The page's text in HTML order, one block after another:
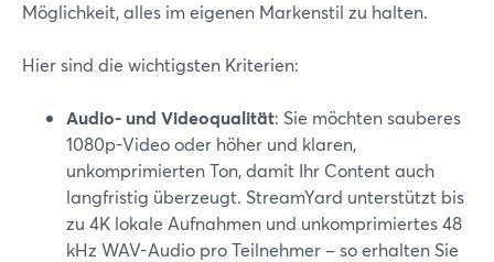
Möglichkeit, alles im eigenen Markenstil zu halten.
Hier sind die wichtigsten Kriterien:
Audio- und Videoqualität: Sie möchten sauberes
1080p-Video oder höher und klaren,
unkomprimierten Ton, damit Ihr Content auch
langfristig überzeugt. StreamYard unterstützt bis
zu 4K lokale Aufnahmen und unkomprimiertes 48
kHz WAV-Audio pro Teilnehmer – so erhalten Sie